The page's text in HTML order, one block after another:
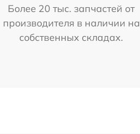
Более 20 тыс. запчастей от
производителя в наличии на
собственных складах.